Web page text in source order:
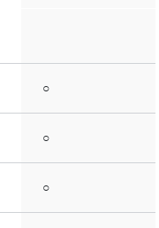
○
○
○